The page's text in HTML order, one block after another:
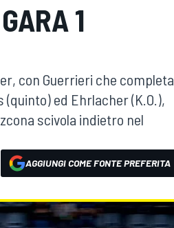
1
con Guerrieri che completa
ed Ehrlacher (K.O.),
scivola indietro nel
AGGIUNGI COME FONTE PREFERITA